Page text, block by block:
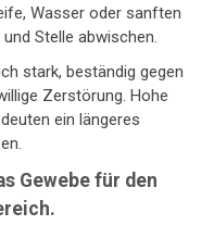
Wasser oder sanften
Stelle abwischen.
stark, beständig gegen
Zerstörung. Hohe
ein längeres
Gewebe für den